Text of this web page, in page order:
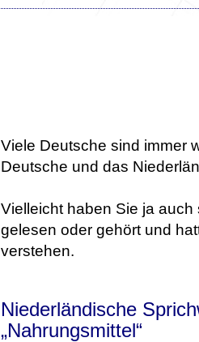
Viele Deutsche sind immer
Deutsche und das
Vielleicht haben Sie ja
gelesen oder gehört und
verstehen.
Niederländische
„Nahrungsmittel“